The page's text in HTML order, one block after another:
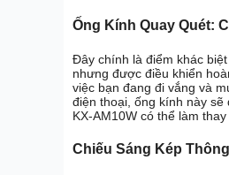
Ống Kính Quay Quét:
Đây chính là điểm khác
nhưng được điều khiển
việc bạn đang đi vắng và
điện thoại, ống kính này
KX-AM10W có thể làm
Chiếu Sáng Kép